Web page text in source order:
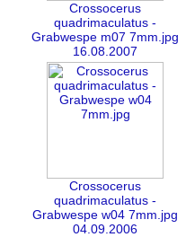
Crossocerus
quadrimaculatus -
Grabwespe m07 7mm.jpg
16.08.2007
Crossocerus
quadrimaculatus -
Grabwespe w04 7mm.jpg
04.09.2006